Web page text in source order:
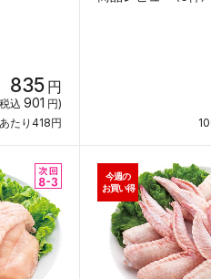
835 円
込 901 円)
たり418円
今週の
お買い得